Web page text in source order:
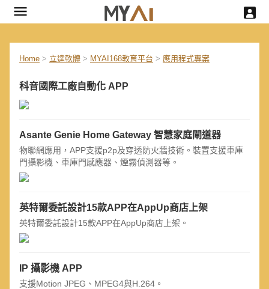
Home > 立達軟體 > MYAI168教育平台 > 應用程式專案
科音國際工廠自動化 APP
Asante Genie Home Gateway 智慧家庭閘道器
物聯網應用，APP支援p2p及穿透防火牆技術。裝置支援車庫
門攝影機、車庫門感應器、煙霧偵測器等。
英特爾委託設計15款APP在AppUp商店上架
英特爾委託設計15款APP在AppUp商店上架。
IP 攝影機 APP
支援Motion JPEG、MPEG4與H.264。